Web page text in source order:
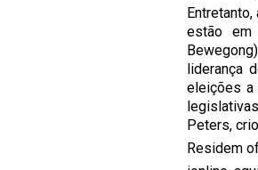
estão em
liderança
eleições a
Peters,
Residem